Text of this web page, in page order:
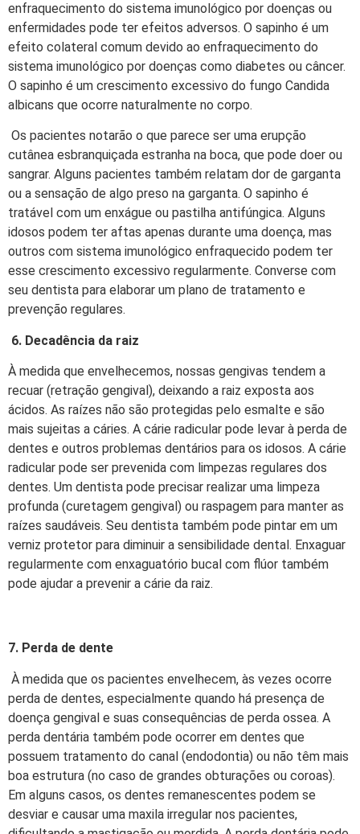
enfraquecimento do sistema imunológico por doenças ou
enfermidades pode ter efeitos adversos. O sapinho é um
efeito colateral comum devido ao enfraquecimento do
sistema imunológico por doenças como diabetes ou câncer.
O sapinho é um crescimento excessivo do fungo Candida
albicans que ocorre naturalmente no corpo.
Os pacientes notarão o que parece ser uma erupção
cutânea esbranquiçada estranha na boca, que pode doer ou
sangrar. Alguns pacientes também relatam dor de garganta
ou a sensação de algo preso na garganta. O sapinho é
tratável com um enxágue ou pastilha antifúngica. Alguns
idosos podem ter aftas apenas durante uma doença, mas
outros com sistema imunológico enfraquecido podem ter
esse crescimento excessivo regularmente. Converse com
seu dentista para elaborar um plano de tratamento e
prevenção regulares.
6. Decadência da raiz
À medida que envelhecemos, nossas gengivas tendem a
recuar (retração gengival), deixando a raiz exposta aos
ácidos. As raízes não são protegidas pelo esmalte e são
mais sujeitas a cáries. A cárie radicular pode levar à perda de
dentes e outros problemas dentários para os idosos. A cárie
radicular pode ser prevenida com limpezas regulares dos
dentes. Um dentista pode precisar realizar uma limpeza
profunda (curetagem gengival) ou raspagem para manter as
raízes saudáveis. Seu dentista também pode pintar em um
verniz protetor para diminuir a sensibilidade dental. Enxaguar
regularmente com enxaguatório bucal com flúor também
pode ajudar a prevenir a cárie da raiz.
7. Perda de dente
À medida que os pacientes envelhecem, às vezes ocorre
perda de dentes, especialmente quando há presença de
doença gengival e suas consequências de perda ossea. A
perda dentária também pode ocorrer em dentes que
possuem tratamento do canal (endodontia) ou não têm mais
boa estrutura (no caso de grandes obturações ou coroas).
Em alguns casos, os dentes remanescentes podem se
desviar e causar uma maxila irregular nos pacientes,